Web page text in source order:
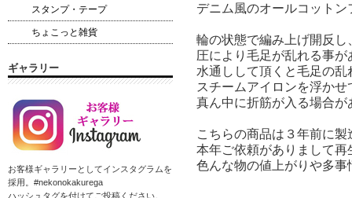
デニム風のオールコット
輪の状態で編み上げ開反
圧により毛足が乱れる事が
水通しして頂くと毛足の乱
スチームアイロンを浮か
真ん中に折筋が入る場合
こちらの商品は３年前に
本年ご依頼がありまして
色んな物の値上がりや多
スタンプ・テープ
ちょこっと雑貨
ギャラリー
お客様ギャラリーとしてインスタグラムを
採用。#nekonokakurega
ハッシュタグを付けてご投稿ください。